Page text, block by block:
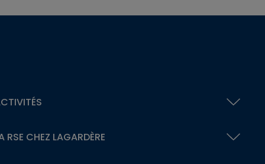
RSE CHEZ LAGARDÈRE